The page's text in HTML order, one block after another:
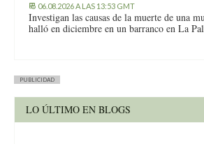
06.08.2026 A LAS 13:53 GMT
Investigan las causas de la muerte de una
halló en diciembre en un barranco en La
PUBLICIDAD
LO ÚLTIMO EN BLOGS